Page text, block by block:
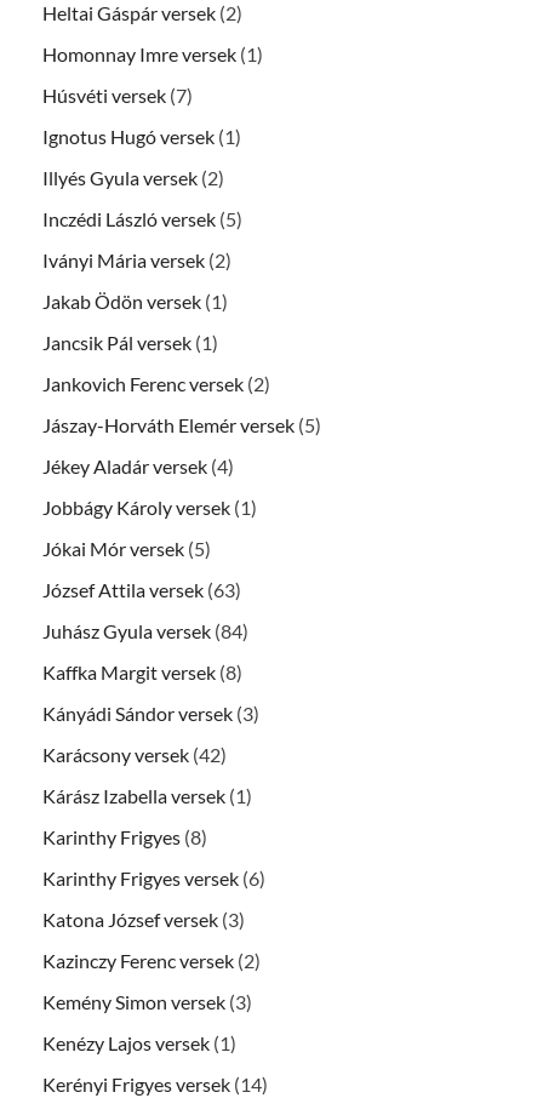
Heltai Gáspár versek (2)
Homonnay Imre versek (1)
Húsvéti versek (7)
Ignotus Hugó versek (1)
Illyés Gyula versek (2)
Inczédi László versek (5)
Iványi Mária versek (2)
Jakab Ödön versek (1)
Jancsik Pál versek (1)
Jankovich Ferenc versek (2)
Jászay-Horváth Elemér versek (5)
Jékey Aladár versek (4)
Jobbágy Károly versek (1)
Jókai Mór versek (5)
József Attila versek (63)
Juhász Gyula versek (84)
Kaffka Margit versek (8)
Kányádi Sándor versek (3)
Karácsony versek (42)
Kárász Izabella versek (1)
Karinthy Frigyes (8)
Karinthy Frigyes versek (6)
Katona József versek (3)
Kazinczy Ferenc versek (2)
Kemény Simon versek (3)
Kenézy Lajos versek (1)
Kerényi Frigyes versek (14)